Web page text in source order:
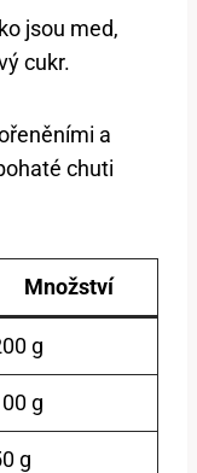
jsou med,
cukr.
a
chuti
Množství
g
g
g